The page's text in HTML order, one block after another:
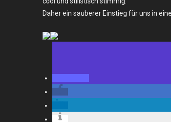
Daher ein sauberer Einstieg für uns in